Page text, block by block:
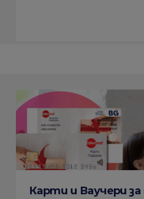
Карти и Ваучери